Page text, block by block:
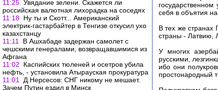
11:25 Увядание зелени. Cкажется ли
российская валютная лихорадка на соседях
11:18 Ну ты и Скотт... Американский
электрик-гастарбайтер в Тенгизе откусил ухо
казахстанцу
11:11
В Ашхабаде задержан самолет с
чешскими генералами, возвращавшимися из
Афгана
11:02
Каспийских тюленей и осетров убила
нефть, - установила Атырауская прокуратура
11:01
Д.Нерсесов: СНГ никому не мешает.
Зачем Путин ездил в Минск
себя в объятия
В тех же странах
страны - Латвию,
У многих
русскими,
ибо они
простонародный